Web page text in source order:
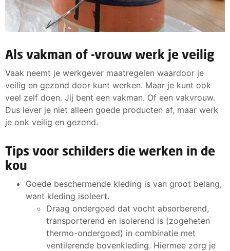
Als vakman of -vrouw werk je veilig
Vaak neemt je werkgever maatregelen waardoor je
veilig en gezond door kunt werken. Maar je kunt ook
veel zelf doen. Jij bent een vakman. Of een vakvrouw.
Dus lever je niet alleen goede producten af, maar werk
je ook veilig en gezond.
Tips voor schilders die werken in de
kou
Goede beschermende kleding is van groot belang,
want kleding isoleert.
Draag ondergoed dat vocht absorberend,
transporterend en isolerend is (zogeheten
thermo-ondergoed) in combinatie met
ventilerende bovenkleding. Hiermee zorg je